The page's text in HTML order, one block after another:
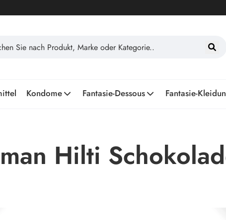
Kondome Fantasie-Dessous Fantasie-
Hilti